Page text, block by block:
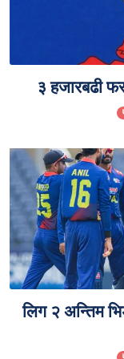
३ हजारबढी
लिग २ अन्तिम